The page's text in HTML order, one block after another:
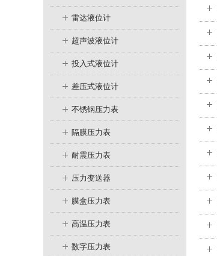
雷达液位计
超声波液位计
投入式液位计
差压式液位计
不锈钢压力表
隔膜压力表
耐震压力表
压力变送器
膜盒压力表
高温压力表
数字压力表